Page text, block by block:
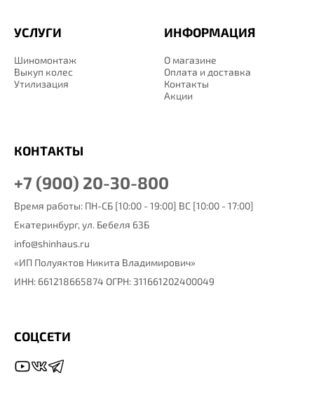
ИНФОРМАЦИЯ
О магазине
Оплата и доставка
Контакты
Акции
УСЛУГИ
Шиномонтаж
Выкуп колес
Утилизация
КОНТАКТЫ
+7 (900) 20-30-800
Время работы: ПН-СБ [10:00 - 19:00] ВС [10:00 - 17:00]
Екатеринбург, ул. Бебеля 63Б
info@shinhaus.ru
«ИП Полуяктов Никита Владимирович»
ИНН: 661218665874 ОГРН: 311661202400049
СОЦСЕТИ